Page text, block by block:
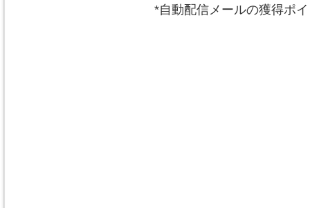
*自動配信メールの獲得ポ